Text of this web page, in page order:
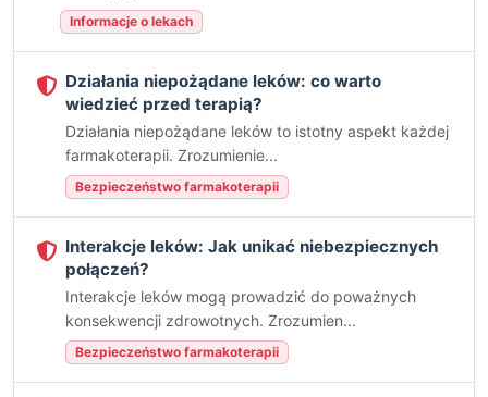
Informacje o lekach
Działania niepożądane leków: co warto
wiedzieć przed terapią?
Działania niepożądane leków to istotny aspekt każdej
farmakoterapii. Zrozumienie...
Bezpieczeństwo farmakoterapii
Interakcje leków: Jak unikać niebezpiecznych
połączeń?
Interakcje leków mogą prowadzić do poważnych
konsekwencji zdrowotnych. Zrozumien...
Bezpieczeństwo farmakoterapii